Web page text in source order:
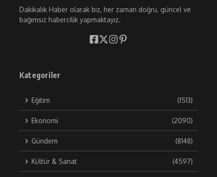
Dakikalık Haber olarak biz, her zaman doğru, güncel ve
bağımsız habercilik yapmaktayız.
Kategoriler
Eğitim (1513)
Ekonomi (2090)
Gündem (8148)
Kültür & Sanat (4597)